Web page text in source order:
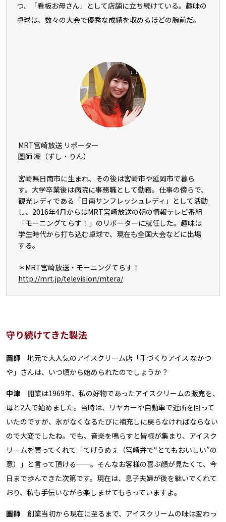
つ、「看板お母さん」として店舗に立ち続けている。趣味の
卓球は、数々の大会で優秀な成績を収めるほどの腕前だ。
MRT宮崎放送 リポーター
圖師 凜（ずし・りん）
宮崎県日南市に生まれ、その後は宮崎市や延岡市で暮ら
す。大学卒業後は病院に事務職として勤務。仕事の傍らで、
観光レディである「日南サンフレッシュレディ」として活動
し、2016年4月からはMRT宮崎放送の朝の情報テレビ番組
「モーニングてらす！」のリポーターに就任した。趣味は
学生時代から打ち込む卓球で、現在も全国大会などに出場
する。
＊MRT宮崎放送・モーニングてらす！
http://mrt.jp/television/mtera/
守り続けてきた製法
圖師 地元で大人気のアイスクリーム店「手づくりアイス なかつ
や」さんは、いつ頃から始められたのでしょうか？
中津 開業は1969年、私の好物であったアイスクリームの販売を、
母と2人で始めました。当時は、リヤカーや自動車で近所を回って
いたのですが、氷がなくなるたびに補充しに戻らなければならない
ので大変でしたね。でも、音楽を鳴らすと皆様が集まり、アイスク
リームを買ってくれて「てげうめぇ（宮崎弁で“とてもおいしい”の
意）」と言って頂ける──。そんなお客様の喜ぶ顔が見たくて、今
日まで歩んできた次第です。現在は、息子夫婦が後を継いでくれて
おり、私も手伝いながら楽しませてもらっていますよ。
圖師 創業当初から現在に至るまで、アイスクリームの味は変わっ